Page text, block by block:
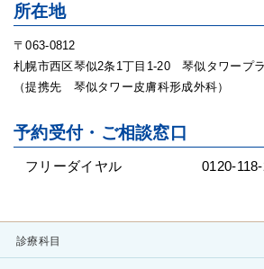
所在地
〒063-0812
札幌市西区琴似2条1丁目1-20 琴似タワープ
（提携先 琴似タワー皮膚科形成外科）
予約受付・ご相談窓口
フリーダイヤル 0120-
診療科目